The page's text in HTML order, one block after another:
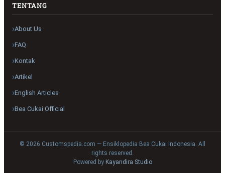
TENTANG
About Us
FAQ
Kontak
Artikel
English Articles
Bea Cukai Official
© 2026 Customspedia.com — Ensiklopedia Bea Cukai Indonesia. All
rights reserved.
Powered by Kayandira Studio